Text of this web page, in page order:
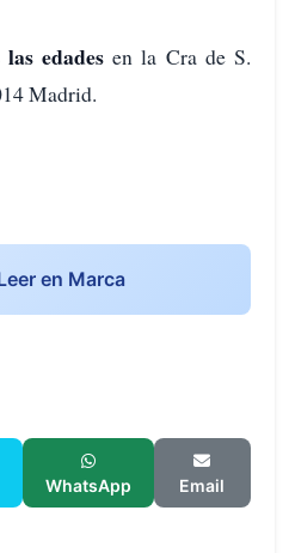
edades en la Cra de S.
Madrid.
en Marca
WhatsApp Email